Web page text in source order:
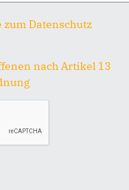
zum Datenschutz
nach Artikel 13